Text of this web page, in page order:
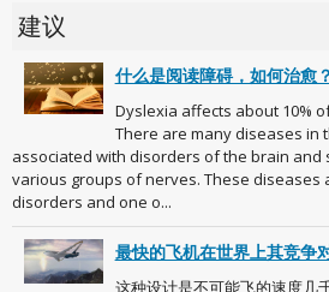
建议
什么是阅读障碍，如何治愈？
Dyslexia affects about 10%
There are many diseases in
associated with disorders of the brain and
various groups of nerves. These diseases
disorders and one o...
最快的飞机在世界上其竞争
这种设计是不可能飞的速度几